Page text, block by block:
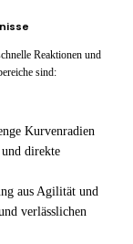
Reaktionen und
sind:
Kurvenradien
direkte
aus Agilität und
verlässlichen